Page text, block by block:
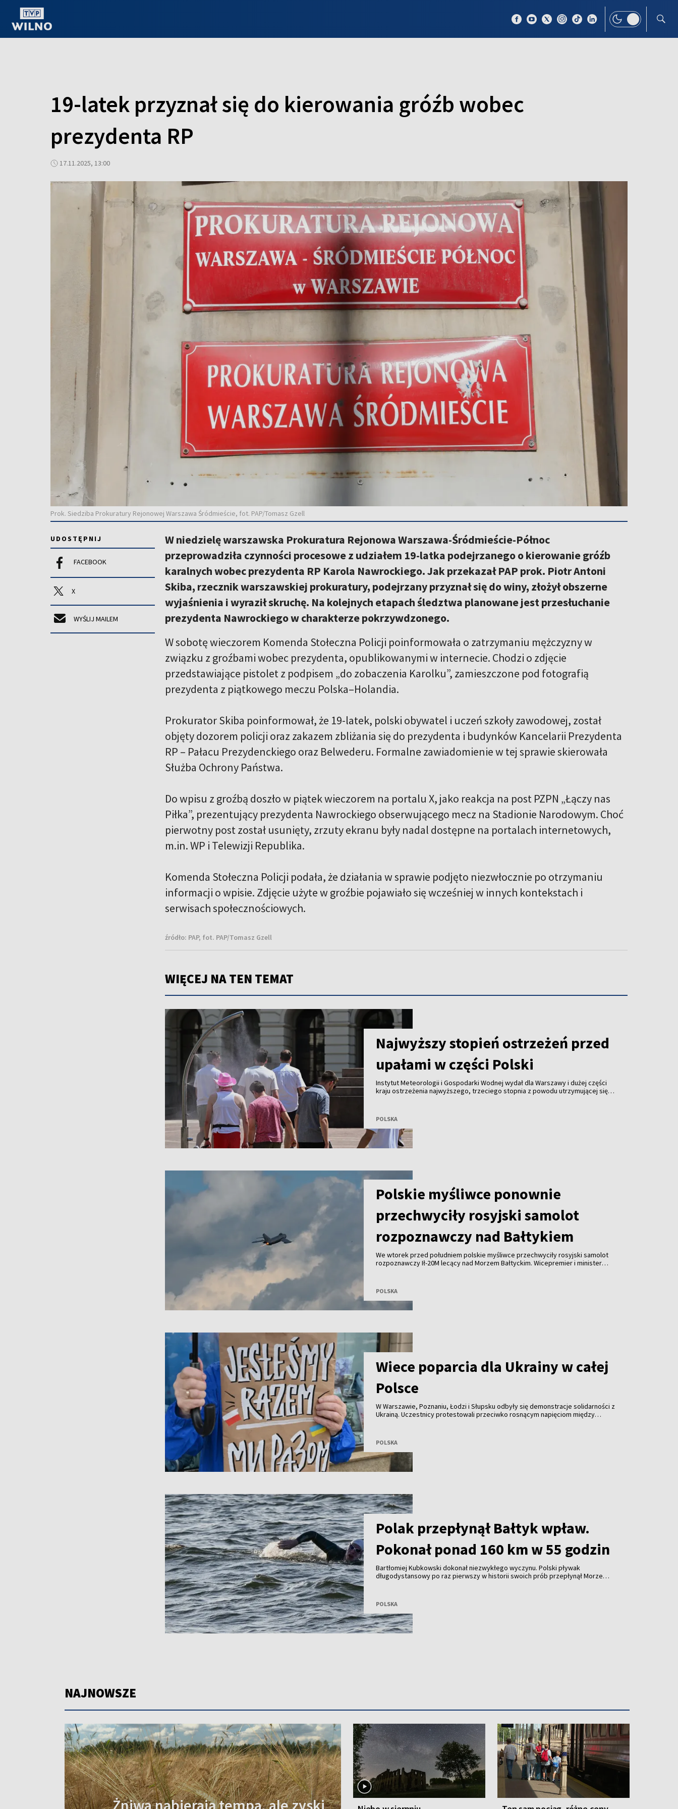
19-latek przyznał się do kierowania gróźb wobec
prezydenta RP
17.11.2025, 13:00
Prok. Siedziba Prokuratury Rejonowej Warszawa Śródmieście, fot. PAP/Tomasz Gzell
UDOSTĘPNIJ
FACEBOOK
X
WYŚLIJ MAILEM
W niedzielę warszawska Prokuratura Rejonowa Warszawa-Śródmieście-Północ
przeprowadziła czynności procesowe z udziałem 19-latka podejrzanego o kierowanie gróźb
karalnych wobec prezydenta RP Karola Nawrockiego. Jak przekazał PAP prok. Piotr Antoni
Skiba, rzecznik warszawskiej prokuratury, podejrzany przyznał się do winy, złożył obszerne
wyjaśnienia i wyraził skruchę. Na kolejnych etapach śledztwa planowane jest przesłuchanie
prezydenta Nawrockiego w charakterze pokrzywdzonego.
W sobotę wieczorem Komenda Stołeczna Policji poinformowała o zatrzymaniu mężczyzny w
związku z groźbami wobec prezydenta, opublikowanymi w internecie. Chodzi o zdjęcie
przedstawiające pistolet z podpisem „do zobaczenia Karolku”, zamieszczone pod fotografią
prezydenta z piątkowego meczu Polska–Holandia.
Prokurator Skiba poinformował, że 19-latek, polski obywatel i uczeń szkoły zawodowej, został
objęty dozorem policji oraz zakazem zbliżania się do prezydenta i budynków Kancelarii Prezydenta
RP – Pałacu Prezydenckiego oraz Belwederu. Formalne zawiadomienie w tej sprawie skierowała
Służba Ochrony Państwa.
Do wpisu z groźbą doszło w piątek wieczorem na portalu X, jako reakcja na post PZPN „Łączy nas
Piłka”, prezentujący prezydenta Nawrockiego obserwującego mecz na Stadionie Narodowym. Choć
pierwotny post został usunięty, zrzuty ekranu były nadal dostępne na portalach internetowych,
m.in. WP i Telewizji Republika.
Komenda Stołeczna Policji podała, że działania w sprawie podjęto niezwłocznie po otrzymaniu
informacji o wpisie. Zdjęcie użyte w groźbie pojawiało się wcześniej w innych kontekstach i
serwisach społecznościowych.
źródło: PAP, fot. PAP/Tomasz Gzell
WIĘCEJ NA TEN TEMAT
Najwyższy stopień ostrzeżeń przed
upałami w części Polski
Instytut Meteorologii i Gospodarki Wodnej wydał dla Warszawy i dużej części
kraju ostrzeżenia najwyższego, trzeciego stopnia z powodu utrzymującej się
POLSKA
Polskie myśliwce ponownie
przechwyciły rosyjski samolot
rozpoznawczy nad Bałtykiem
We wtorek przed południem polskie myśliwce przechwyciły rosyjski samolot
rozpoznawczy Ił-20M lecący nad Morzem Bałtyckim. Wicepremier i minister
POLSKA
Wiece poparcia dla Ukrainy w całej
Polsce
W Warszawie, Poznaniu, Łodzi i Słupsku odbyły się demonstracje solidarności z
Ukrainą. Uczestnicy protestowali przeciwko rosnącym napięciom między
POLSKA
Polak przepłynął Bałtyk wpław.
Pokonał ponad 160 km w 55 godzin
Bartłomiej Kubkowski dokonał niezwykłego wyczynu. Polski pływak
długodystansowy po raz pierwszy w historii swoich prób przepłynął Morze
POLSKA
NAJNOWSZE
Żniwa nabierają tempa, ale zyski